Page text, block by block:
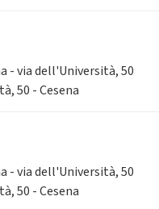
- via dell'Università, 50
50 - Cesena
- via dell'Università, 50
50 - Cesena